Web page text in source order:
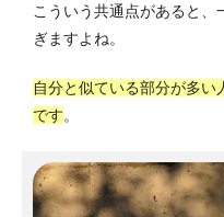
こういう共通点があると、
ぎますよね。
自分と似ている部分が多
です。